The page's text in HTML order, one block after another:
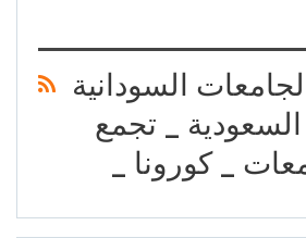
السودانية
السعودية _ تجمع
_ كورونا _